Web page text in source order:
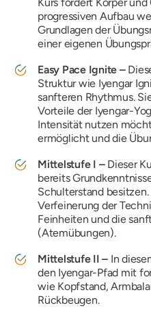
Kurs fordert Körper
progressiven Aufbau
Grundlagen der
einer eigenen
Easy Pace Ignite –
Struktur wie Iyengar
sanfteren Rhythmus.
Vorteile der Iyengar-
Intensität nutzen
ermöglicht und die
Mittelstufe I – Dieser
bereits
Schulterstand
Verfeinerung der
Feinheiten und die
(Atemübungen).
Mittelstufe II – In
den Iyengar-Pfad mit
wie Kopfstand,
Rückbeugen.